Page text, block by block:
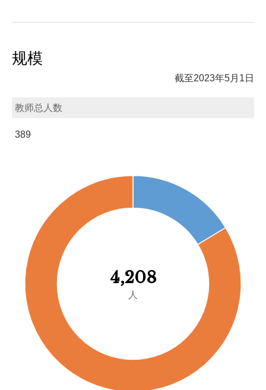
规模
截至2023年5月1日
教师总人数
389
4,208
人